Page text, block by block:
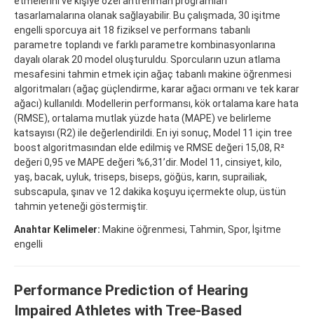
tasarlamalarına olanak sağlayabilir. Bu çalışmada, 30 işitme
engelli sporcuya ait 18 fiziksel ve performans tabanlı
parametre toplandı ve farklı parametre kombinasyonlarına
dayalı olarak 20 model oluşturuldu. Sporcuların uzun atlama
mesafesini tahmin etmek için ağaç tabanlı makine öğrenmesi
algoritmaları (ağaç güçlendirme, karar ağacı ormanı ve tek karar
ağacı) kullanıldı. Modellerin performansı, kök ortalama kare hata
(RMSE), ortalama mutlak yüzde hata (MAPE) ve belirleme
katsayısı (R2) ile değerlendirildi. En iyi sonuç, Model 11 için tree
boost algoritmasından elde edilmiş ve RMSE değeri 15,08, R²
değeri 0,95 ve MAPE değeri %6,31’dir. Model 11, cinsiyet, kilo,
yaş, bacak, uyluk, triseps, biseps, göğüs, karın, suprailiak,
subscapula, şınav ve 12 dakika koşuyu içermekte olup, üstün
tahmin yeteneği göstermiştir.
Anahtar Kelimeler: Makine öğrenmesi, Tahmin, Spor, İşitme
engelli
Performance Prediction of Hearing
Impaired Athletes with Tree-Based